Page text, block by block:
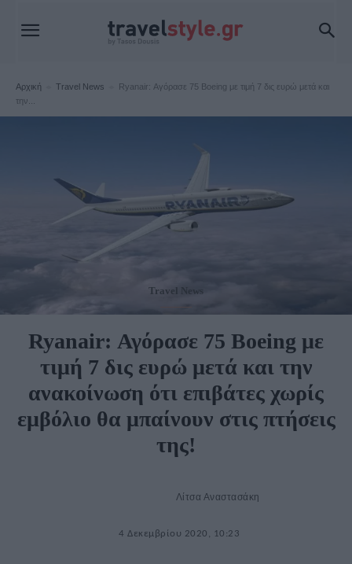
Αρχική Travel News
Ryanair: Αγόρασε 75 Boeing με τιμή 7 δις ευρώ μετά και
την...
Travel News
Ryanair: Αγόρασε 75 Boeing με
τιμή 7 δις ευρώ μετά και την
ανακοίνωση ότι επιβάτες χωρίς
εμβόλιο θα μπαίνουν στις πτήσεις
της!
Λίτσα Αναστασάκη
4 Δεκεμβρίου 2020, 10:23